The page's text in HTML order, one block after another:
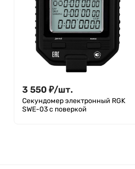
3 550 ₽/шт.
Секундомер электронный RGK
SWE-03 с поверкой